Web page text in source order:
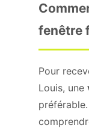
fenêtre
Pour
Louis, une